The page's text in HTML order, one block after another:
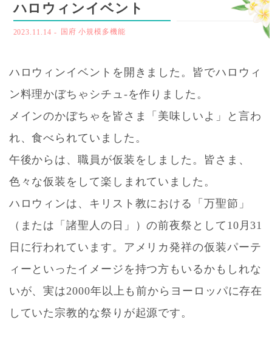
ハロウィンイベント
2023.11.14 - 国府 小規模多機能
ハロウィンイベントを開きました。皆でハロウィ
ン料理かぼちゃシチュ-を作りました。
メインのかぼちゃを皆さま「美味しいよ」と言わ
れ、食べられていました。
午後からは、職員が仮装をしました。皆さま、
色々な仮装をして楽しまれていました。
ハロウィンは、キリスト教における「万聖節」
（または「諸聖人の日」）の前夜祭として10月31
日に行われています。アメリカ発祥の仮装パーテ
ィーといったイメージを持つ方もいるかもしれな
いが、実は2000年以上も前からヨーロッパに存在
していた宗教的な祭りが起源です。